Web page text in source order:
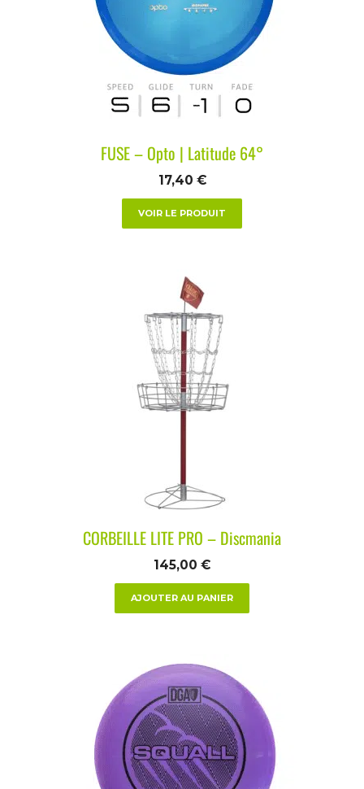
FUSE – Opto | Latitude 64°
17,40 €
VOIR LE PRODUIT
CORBEILLE LITE PRO – Discmania
145,00 €
AJOUTER AU PANIER